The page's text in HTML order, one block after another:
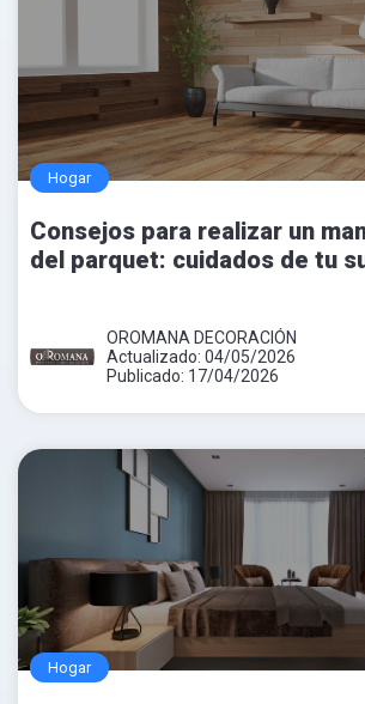
Hogar
Consejos para realizar un
del parquet: cuidados de tu
OROMANA DECORACIÓN
Actualizado: 04/05/2026
Publicado: 17/04/2026
Hogar